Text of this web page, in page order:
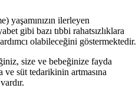
yaşamınızın ilerleyen
gibi bazı tıbbi rahatsızlıklara
olabileceğini göstermektedir.
size ve bebeğinize fayda
ve süt tedarikinin artmasına